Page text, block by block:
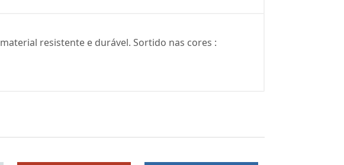
resistente e durável. Sortido nas cores :